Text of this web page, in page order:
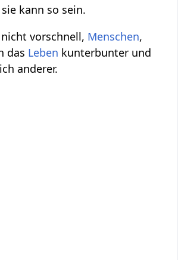
kann so sein.
vorschnell, Menschen,
das Leben kunterbunter und
anderer.